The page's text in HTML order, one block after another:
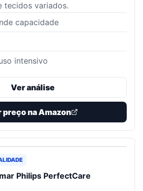
tecidos variados.
capacidade
intensivo
Ver análise
preço na Amazon
Philips PerfectCare